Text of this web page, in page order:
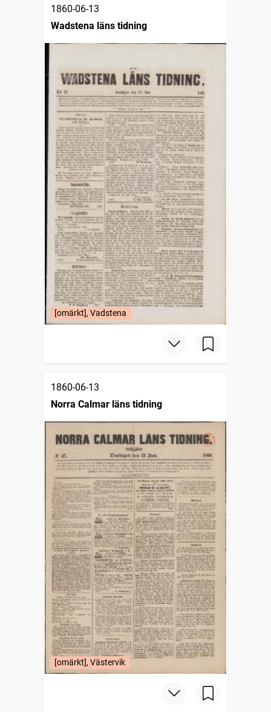
1860-06-13
Wadstena läns tidning
[omärkt], Vadstena
1860-06-13
Norra Calmar läns tidning
[omärkt], Västervik